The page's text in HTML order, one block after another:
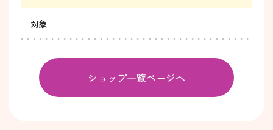
対象
ショップ一覧ページへ